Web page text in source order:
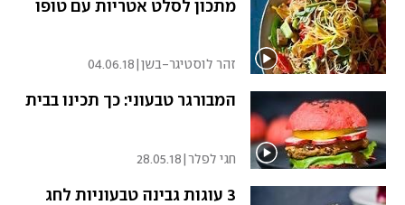
מתכון לסלט אטריות עם טופו
זהר לוסטיגר-בשן|
04.06.18
המבורגר טבעוני: כך תכינו בבית
חגי לפלר|
28.05.18
3 עוגות גבינה טבעוניות לחג